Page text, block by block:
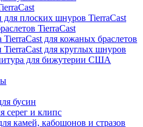
плоских шнуров TierraCast
TierraCast
для кожаных браслетов
для круглых шнуров
для бижутерии США
бусин
серег и клипс
камей, кабошонов и стразов